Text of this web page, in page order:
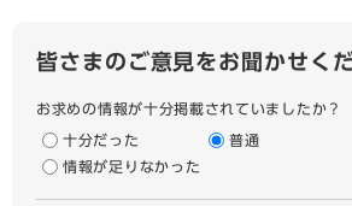
皆さまのご意見をお聞かせく
お求めの情報が十分掲載されていましたか？
十分だった
普通
情報が足りなかった